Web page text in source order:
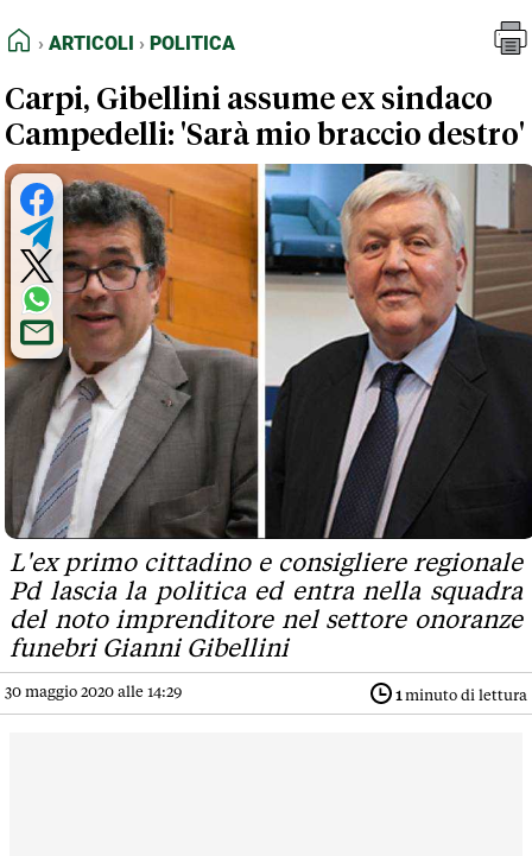
FEED RSS
NORMATIVE DEONTOLOGICHE
TERMINI e CONDIZIONI
HOME
ARTICOLI POLITICA
Carpi, Gibellini assume ex sindaco
Campedelli: 'Sarà mio braccio destro'
L'ex primo cittadino e consigliere regionale
Pd lascia la politica ed entra nella squadra
del noto imprenditore nel settore onoranze
funebri Gianni Gibellini
30 maggio 2020 alle 14:29 1 minuto di lettura